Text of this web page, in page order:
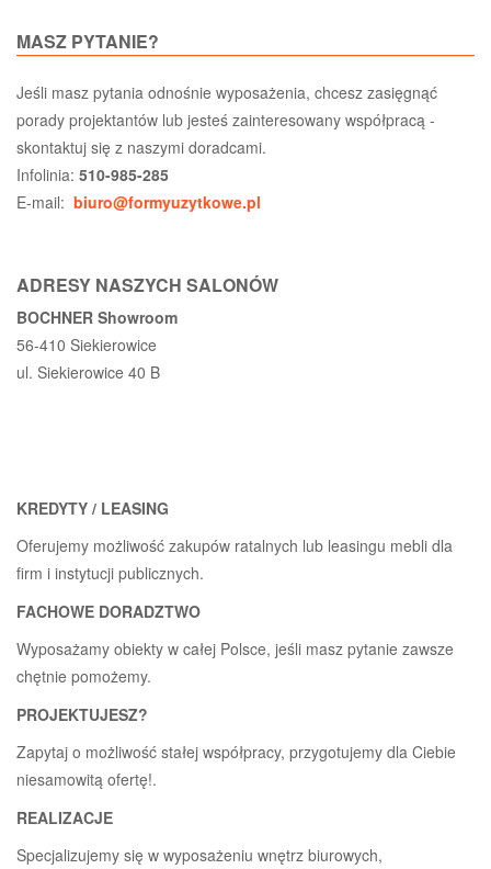
MASZ PYTANIE?
Jeśli masz pytania odnośnie wyposażenia, chcesz zasięgnąć
porady projektantów lub jesteś zainteresowany współpracą -
skontaktuj się z naszymi doradcami.
Infolinia: 510-985-285
E-mail: biuro@formyuzytkowe.pl
ADRESY NASZYCH SALONÓW
BOCHNER Showroom
56-410 Siekierowice
ul. Siekierowice 40 B
KREDYTY / LEASING
Oferujemy możliwość zakupów ratalnych lub leasingu mebli dla
firm i instytucji publicznych.
FACHOWE DORADZTWO
Wyposażamy obiekty w całej Polsce, jeśli masz pytanie zawsze
chętnie pomożemy.
PROJEKTUJESZ?
Zapytaj o możliwość stałej współpracy, przygotujemy dla Ciebie
niesamowitą ofertę!.
REALIZACJE
Specjalizujemy się w wyposażeniu wnętrz biurowych,